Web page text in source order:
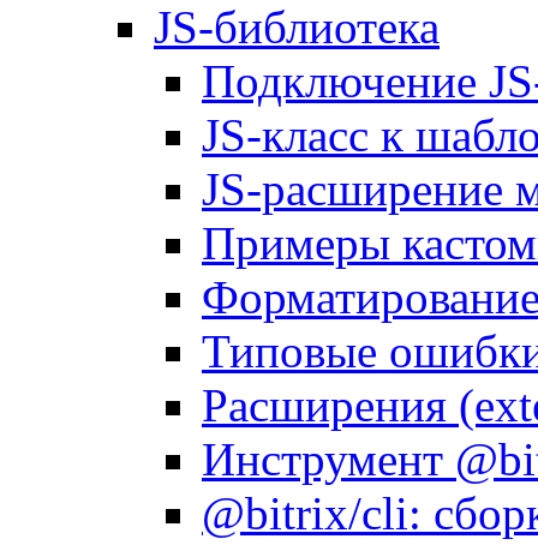
JS-библиотека
Подключение
JS-класс к
JS-расширение
Примеры
Типовые
Расширения
Инструмент
@bitrix/cli: